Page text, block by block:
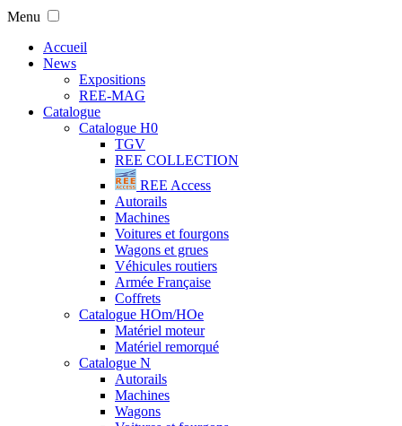
Menu
Accueil
News
Expositions
REE-MAG
Catalogue
Catalogue H0
TGV
REE COLLECTION
REE Access
Autorails
Machines
Voitures et fourgons
Wagons et grues
Véhicules routiers
Armée Française
Coffrets
Catalogue HOm/HOe
Matériel moteur
Matériel remorqué
Catalogue N
Autorails
Machines
Wagons